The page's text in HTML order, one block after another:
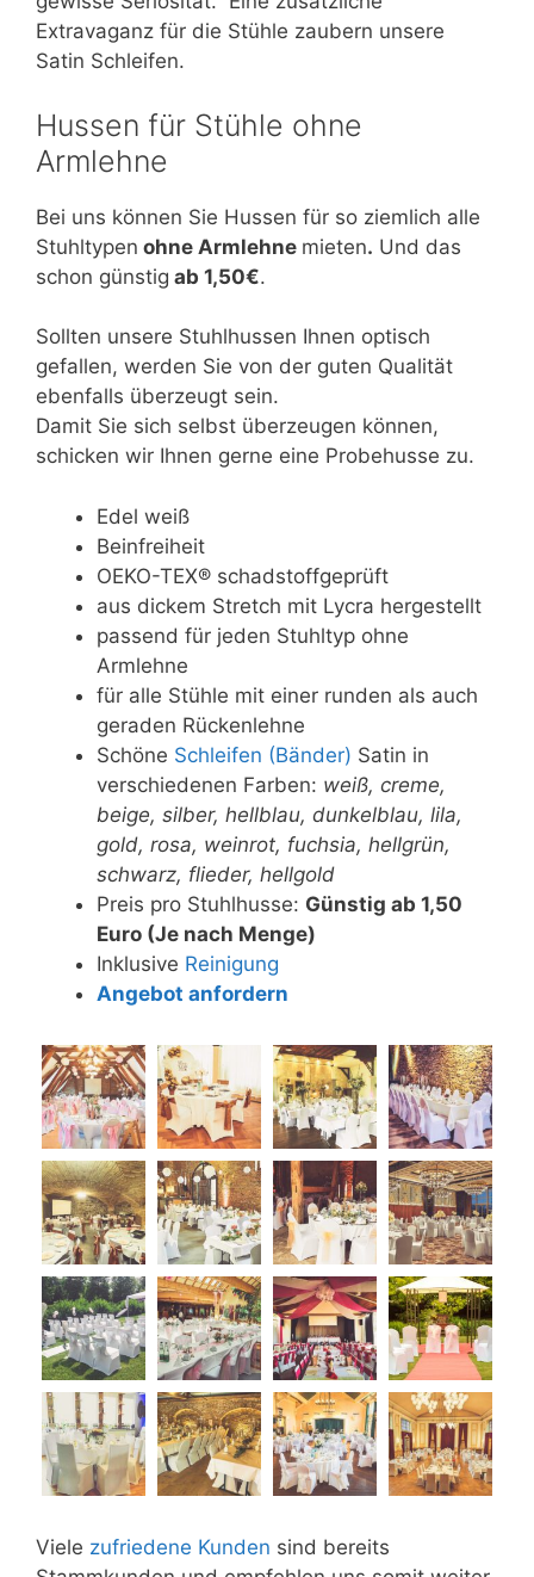
Extravaganz für die Stühle zaubern unsere
Satin Schleifen.
Hussen für Stühle ohne
Armlehne
Bei uns können Sie Hussen für so ziemlich alle
Stuhltypen ohne Armlehne mieten. Und das
schon günstig ab 1,50€.
Sollten unsere Stuhlhussen Ihnen optisch
gefallen, werden Sie von der guten Qualität
ebenfalls überzeugt sein.
Damit Sie sich selbst überzeugen können,
schicken wir Ihnen gerne eine Probehusse zu.
Edel weiß
Beinfreiheit
OEKO-TEX® schadstoffgeprüft
aus dickem Stretch mit Lycra hergestellt
passend für jeden Stuhltyp ohne
Armlehne
für alle Stühle mit einer runden als auch
geraden Rückenlehne
Schöne Schleifen (Bänder) Satin in
verschiedenen Farben: weiß, creme,
beige, silber, hellblau, dunkelblau, lila,
gold, rosa, weinrot, fuchsia, hellgrün,
schwarz, flieder, hellgold
Preis pro Stuhlhusse: Günstig ab 1,50
Euro (Je nach Menge)
Inklusive Reinigung
Angebot anfordern
Viele zufriedene Kunden sind bereits